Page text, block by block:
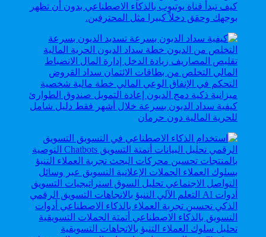
كيف تبدأ قناة يوتيوب بالذكاء الاصطناعي بدون أن تظهر
بوجهك وحقق دخلاً كبيرا مثل المحترفين.
كيفية سداد الديون بسرعة خلال أشهر فقط دليل شامل
للحرية المالية دون حرمان